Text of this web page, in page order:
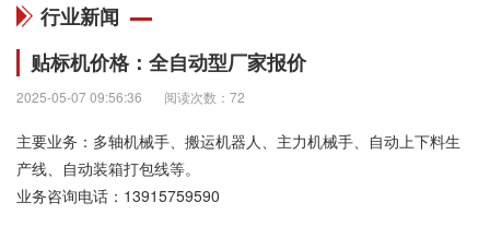
行业新闻
贴标机价格：全自动型厂家报价
2025-05-07 09:56:36 阅读次数：72
主要业务：多轴机械手、搬运机器人、主力机械手、自动上下料生
产线、自动装箱打包线等。
业务咨询电话： 13915759590